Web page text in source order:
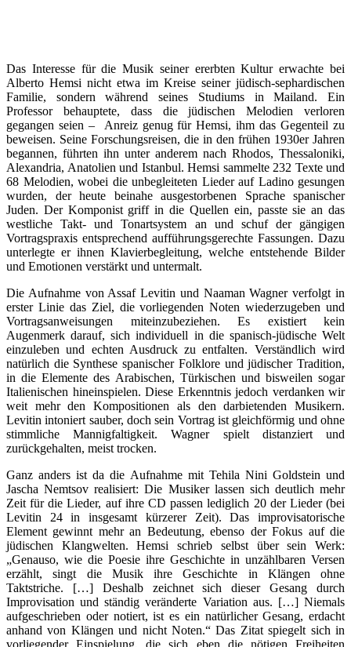
Das Interesse für die Musik seiner ererbten Kultur erwachte bei
Alberto Hemsi nicht etwa im Kreise seiner jüdisch-sephardischen
Familie, sondern während seines Studiums in Mailand. Ein
Professor behauptete, dass die jüdischen Melodien verloren
gegangen seien – Anreiz genug für Hemsi, ihm das Gegenteil zu
beweisen. Seine Forschungsreisen, die in den frühen 1930er Jahren
begannen, führten ihn unter anderem nach Rhodos, Thessaloniki,
Alexandria, Anatolien und Istanbul. Hemsi sammelte 232 Texte und
68 Melodien, wobei die unbegleiteten Lieder auf Ladino gesungen
wurden, der heute beinahe ausgestorbenen Sprache spanischer
Juden. Der Komponist griff in die Quellen ein, passte sie an das
westliche Takt- und Tonartsystem an und schuf der gängigen
Vortragspraxis entsprechend aufführungsgerechte Fassungen. Dazu
unterlegte er ihnen Klavierbegleitung, welche entstehende Bilder
und Emotionen verstärkt und untermalt.
Die Aufnahme von Assaf Levitin und Naaman Wagner verfolgt in
erster Linie das Ziel, die vorliegenden Noten wiederzugeben und
Vortragsanweisungen miteinzubeziehen. Es existiert kein
Augenmerk darauf, sich individuell in die spanisch-jüdische Welt
einzuleben und echten Ausdruck zu entfalten. Verständlich wird
natürlich die Synthese spanischer Folklore und jüdischer Tradition,
in die Elemente des Arabischen, Türkischen und bisweilen sogar
Italienischen hineinspielen. Diese Erkenntnis jedoch verdanken wir
weit mehr den Kompositionen als den darbietenden Musikern.
Levitin intoniert sauber, doch sein Vortrag ist gleichförmig und ohne
stimmliche Mannigfaltigkeit. Wagner spielt distanziert und
zurückgehalten, meist trocken.
Ganz anders ist da die Aufnahme mit Tehila Nini Goldstein und
Jascha Nemtsov realisiert: Die Musiker lassen sich deutlich mehr
Zeit für die Lieder, auf ihre CD passen lediglich 20 der Lieder (bei
Levitin 24 in insgesamt kürzerer Zeit). Das improvisatorische
Element gewinnt mehr an Bedeutung, ebenso der Fokus auf die
jüdischen Klangwelten. Hemsi schrieb selbst über sein Werk:
„Genauso, wie die Poesie ihre Geschichte in unzählbaren Versen
erzählt, singt die Musik ihre Geschichte in Klängen ohne
Taktstriche. […] Deshalb zeichnet sich dieser Gesang durch
Improvisation und ständig veränderte Variation aus. […] Niemals
aufgeschrieben oder notiert, ist es ein natürlicher Gesang, erdacht
anhand von Klängen und nicht Noten.“ Das Zitat spiegelt sich in
vorliegender Einspielung, die sich eben die nötigen Freiheiten